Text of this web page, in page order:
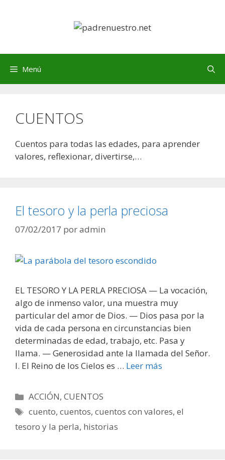
Menú
CUENTOS
Cuentos para todas las edades, para aprender
valores, reflexionar, divertirse,…
El tesoro y la perla preciosa
07/02/2017 poradmin
EL TESORO Y LA PERLA PRECIOSA — La vocación,
algo de inmenso valor, una muestra muy
particular del amor de Dios. — Dios pasa por la
vida de cada persona en circunstancias bien
determinadas de edad, trabajo, etc. Pasa y
llama. — Generosidad ante la llamada del Señor.
I. El Reino de los Cielos es … Leer más
Categorías
ACCIÓN,CUENTOS
Etiquetas
cuento,cuentos,cuentos con valores,el
tesoro y la perla, historias